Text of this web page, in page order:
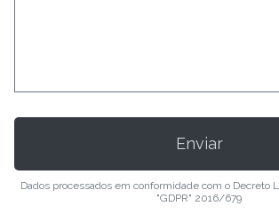
Dados processados em conformidade com o Decreto
"GDPR" 2016/679